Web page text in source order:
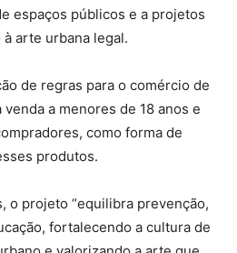
espaços públicos e a projetos
arte urbana legal.
de regras para o comércio de
a menores de 18 anos e
como forma de
produtos.
o projeto “equilibra prevenção,
fortalecendo a cultura de